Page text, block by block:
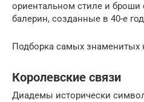
ориентальном стиле и броши
балерин, созданные в 40-е
Подборка самых знаменитых
Королевские связи
Диадемы исторически